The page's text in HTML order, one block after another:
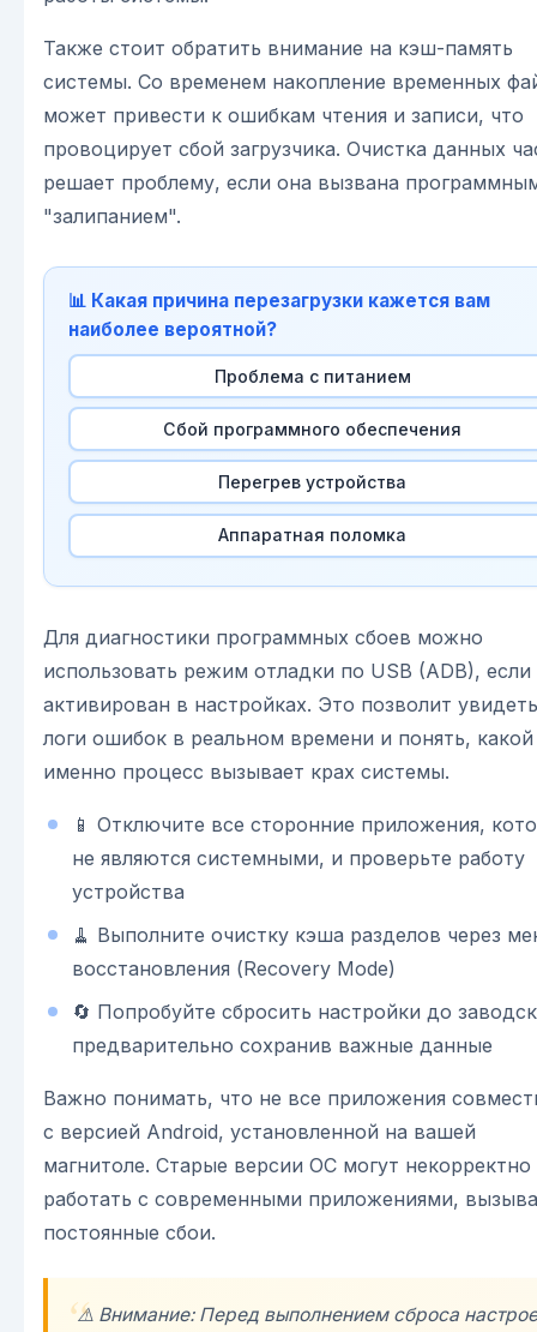
Также стоит обратить внимание на кэш-память
системы. Со временем накопление временных
может привести к ошибкам чтения и записи, что
провоцирует сбой загрузчика. Очистка данных
решает проблему, если она вызвана
"залипанием".
📊 Какая причина перезагрузки кажется вам
наиболее вероятной?
Проблема с питанием
Сбой программного обеспечения
Перегрев устройства
Аппаратная поломка
Для диагностики программных сбоев можно
использовать режим отладки по USB (ADB), если
активирован в настройках. Это позволит увидеть
логи ошибок в реальном времени и понять, какой
именно процесс вызывает крах системы.
📱 Отключите все сторонние приложения,
не являются системными, и проверьте работу
устройства
🧹 Выполните очистку кэша разделов через
восстановления (Recovery Mode)
🔄 Попробуйте сбросить настройки до
предварительно сохранив важные данные
Важно понимать, что не все приложения
с версией Android, установленной на вашей
магнитоле. Старые версии ОС могут некорректно
работать с современными приложениями,
постоянные сбои.
⚠️ Внимание: Перед выполнением сброса